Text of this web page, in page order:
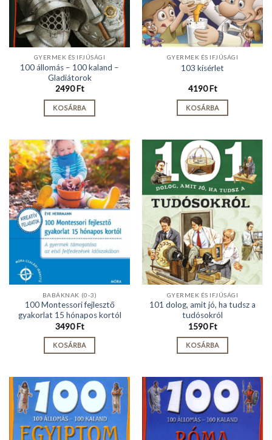
GYERMEK ÉS IFJÚSÁGI
100 állomás – 100 kaland –
Gladiátorok
2490Ft
KOSÁRBA
GYERMEK ÉS IFJÚSÁGI
103 kísérlet
4190Ft
KOSÁRBA
BABÁKNAK (0-3)
100 Montessori fejlesztő
gyakorlat 15 hónapos kortól
3490Ft
KOSÁRBA
GYERMEK ÉS IFJÚSÁGI
101 dolog, amit jó, ha tudsz a
tudósokról
1590Ft
KOSÁRBA